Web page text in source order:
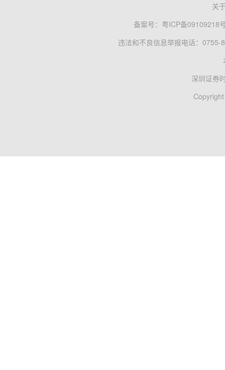
关
备案号： 粤ICP备09109218
违法和不良信息举报电话：0755-
深圳证券